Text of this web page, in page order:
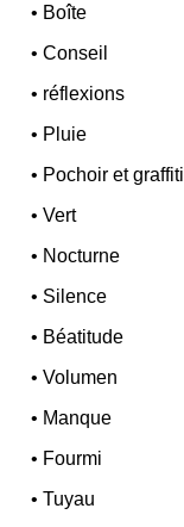
• Boîte
•Conseil
• réflexions
• Pluie
• Pochoir et graffiti
•Vert
• Nocturne
• Silence
• Béatitude
•Volumen
• Manque
• Fourmi
•Tuyau